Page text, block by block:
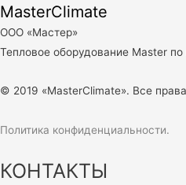
MasterClimate
ООО «Мастер»
Тепловое оборудование Master
© 2019 «MasterClimate». Все
Политика конфиденциальности.
КОНТАКТЫ